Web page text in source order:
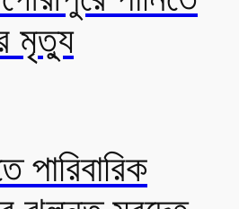
মৃত্যু
পারিবারিক